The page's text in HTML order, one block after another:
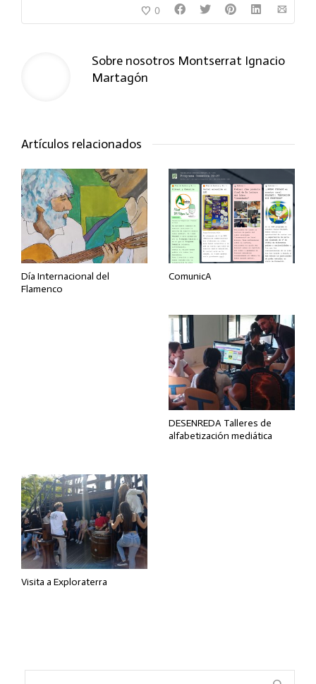
0
Sobre nosotros Montserrat Ignacio
Martagón
Artículos relacionados
Día Internacional del
Flamenco
ComunicA
DESENREDA Talleres de
alfabetización mediática
Visita a Exploraterra